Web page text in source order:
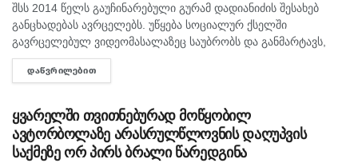
შსს 2014 წელს გაუჩინარებული გურამ დადიანიძის შესახებ
განცხადებას ავრცელებს. უწყება სოციალურ ქსელში
გავრცელებულ ვიდეომასალაზეც საუბრობს და განმარტავს,
რომ უკვე გამოიკითხა პირი, რომელმაც ვიდეო გადაიღო და
ატვირთა. შსს-ს თანახმად, გამოკითხვის შედეგად...
ᲓᲐᲬᲕᲠᲘᲚᲔᲑᲘᲗ
ყვარელში თვითნებურად მოწყობილ
ავტორბოლაზე არასრულწლოვნის დაღუპვის
საქმეზე ორ პირს ბრალი წარედგინა